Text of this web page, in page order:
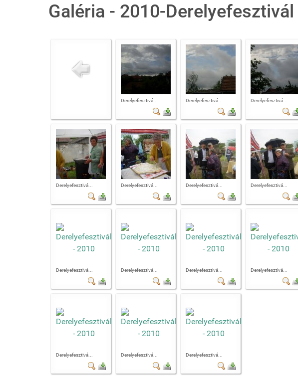
Galéria - 2010-Derelyefesztivál
Derelyefesztivá... Derelyefesztivá... Derelyefesztivá...
Derelyefesztivá... Derelyefesztivá... Derelyefesztivá... Derelyefesztivá...
Derelyefesztivá... Derelyefesztivá... Derelyefesztivá... Derelyefesztivá...
Derelyefesztivá... Derelyefesztivá... Derelyefesztivá...